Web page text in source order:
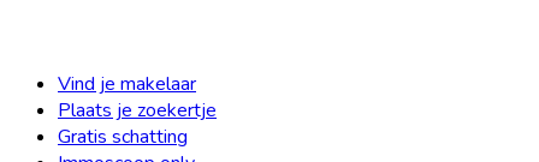
Vind je makelaar
Plaats je zoekertje
Gratis schatting